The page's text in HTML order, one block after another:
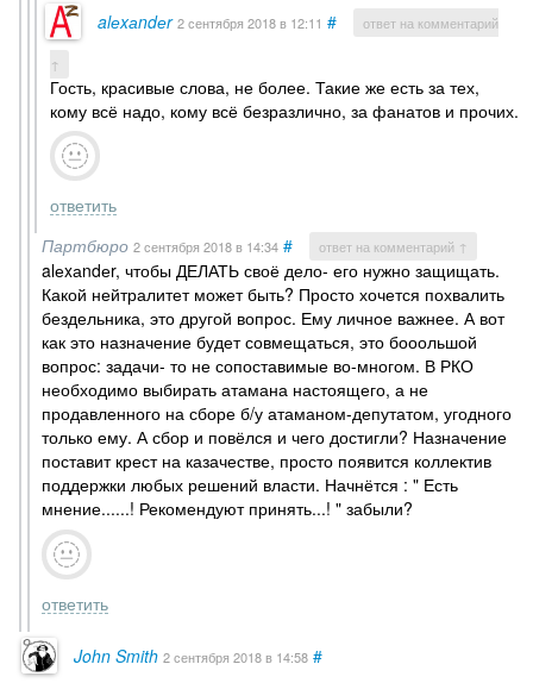
alеxаndеr 2 сентября 2018в 12:11 # ответ на комментарий
↑
Гость, красивые слова, не более. Такие же есть за тех,
кому всё надо, кому всё безразлично, за фанатов и прочих.
ответить
Партбюро 2 сентября 2018в 14:34 # ответ на комментарий ↑
alеxаndеr, чтобы ДЕЛАТЬ своё дело- его нужно защищать.
Какой нейтралитет может быть? Просто хочется похвалить
бездельника, это другой вопрос. Ему личное важнее. А вот
как это назначение будет совмещаться, это бооольшой
вопрос: задачи- то не сопоставимые во-многом. В РКО
необходимо выбирать атамана настоящего, а не
продавленного на сборе б/у атаманом-депутатом, угодного
только ему. А сбор и повёлся и чего достигли? Назначение
поставит крест на казачестве, просто появится коллектив
поддержки любых решений власти. Начнётся : " Есть
мнение......! Рекомендуют принять...! " забыли?
ответить
John Smith 2 сентября 2018в 14:58 #